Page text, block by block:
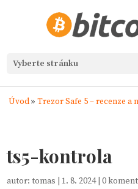
Vyberte stránku
Úvod» Trezor Safe 5 – recenze a
ts5-kontrola
autor:tomas 1. 8. 2024|0